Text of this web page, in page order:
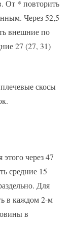
От * повторить
Через 52,5
внешние по
27 (27, 31)
скосы
через 47
средние 15
Для
в каждом 2-м
в